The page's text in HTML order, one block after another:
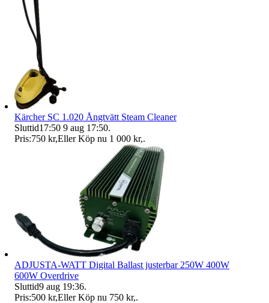
Kärcher SC 1.020 Ångtvätt Steam Cleaner
Sluttid17:50 9 aug 17:50.
Pris:750 kr,Eller Köp nu 1 000 kr,.
ADJUSTA-WATT Digital Ballast justerbar 250W 400W
600W Overdrive
Sluttid9 aug 19:36.
Pris:500 kr,Eller Köp nu 750 kr,.